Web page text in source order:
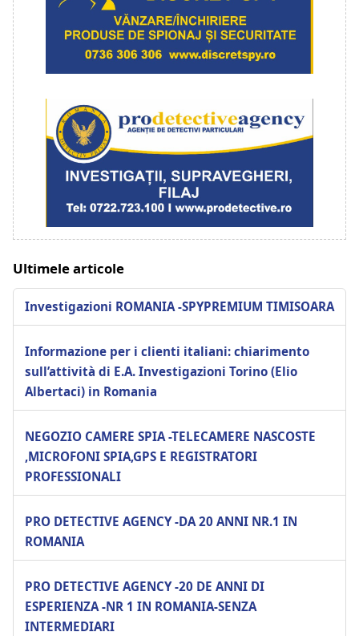
Ultimele articole
Investigazioni ROMANIA -SPYPREMIUM TIMISOARA
Informazione per i clienti italiani: chiarimento
sull’attività di E.A. Investigazioni Torino (Elio
Albertaci) in Romania
NEGOZIO CAMERE SPIA -TELECAMERE NASCOSTE
,MICROFONI SPIA,GPS E REGISTRATORI
PROFESSIONALI
PRO DETECTIVE AGENCY -DA 20 ANNI NR.1 IN
ROMANIA
PRO DETECTIVE AGENCY -20 DE ANNI DI
ESPERIENZA -NR 1 IN ROMANIA-SENZA
INTERMEDIARI